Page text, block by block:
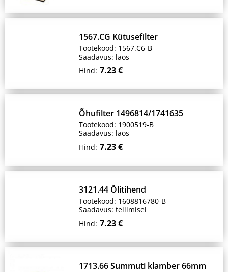
1567.CG Kütusefilter
Tootekood: 1567.C6-B
Saadavus: laos
Hind: 7.23 €
Õhufilter 1496814/1741635
Tootekood: 1900519-B
Saadavus: laos
Hind: 7.23 €
3121.44 Õlitihend
Tootekood: 1608816780-B
Saadavus: tellimisel
Hind: 7.23 €
1713.66 Summuti klamber 66mm